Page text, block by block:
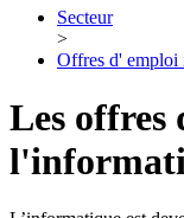
Secteur
>
Offres d' emploi
Les offres